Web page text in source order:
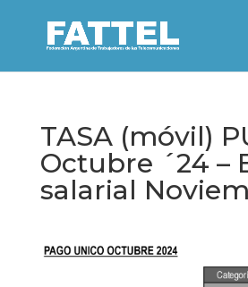
TASA (móvil)
Octubre ´24 –
salarial